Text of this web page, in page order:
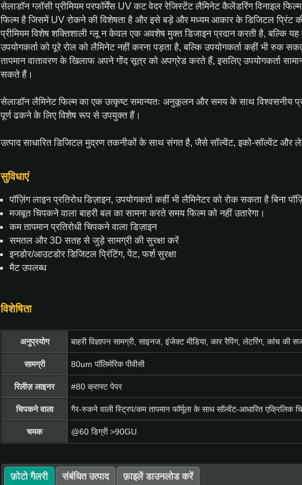
सेलाडॉन ग्लॉसी प्रीमियम परफॉर्मेंस UV कट वेदर रेजिस्टेंट लैमिनेट कैलेंडरिंग विनाइल
फिल्म है जिसमें UV रोकने की विशेषता है और इसे बड़े और मध्यम आकार के डिजिटल प्रिंट
प्रीमियम विशेष शक्तिशाली ग्लू न केवल एक अवशेष मुक्त डिजाइन प्रदान करती है, बल्कि
उपयोगकर्ता को पूरे रोल को लैमिनेट नहीं करना पड़ता है, बल्कि उपयोगकर्ता कहीं भी रुक
तापमान वातावरण के खिलाफ अपने गोंद सूत्र को अपग्रेड करते हैं, इसलिए उपयोगकर्ता
सकते हैं।
सेलाडॉन लैमिनेट फिल्म का एक उत्कृष्ट समान्यतः अनुकूलन और समय के साथ विश्वसनीय
पूर्ण ढकने के लिए विशेष रूप से उपयुक्त हैं।
उत्पाद साधारित डिजिटल मुद्रण तकनीकों के साथ संगत है, जैसे सॉल्वेंट, इको-सॉल्वेंट और
सुविधाएं
पॉज़िंग लाइन प्रतिरोध डिज़ाइन, उपयोगकर्ता कहीं भी लैमिनेटर को रोक सकता है बिना
मजबूत चिपकने वाला बाहरी बल का सामना करते समय फिल्म को नहीं उतारेगा।
कम तापमान प्रतिरोधी चिपकने वाला डिज़ाइन
समतल और 3D सतह से जुड़े सामग्री की सुरक्षा करें
इनडोर/आउटडोर डिजिटल प्रिंटिंग, पेंट, फर्श सुरक्षा
मैट उपलब्ध
विशेषिता
अनुप्रयोग बाहरी विज्ञापन सामग्री, साइनज, इंजेक्ट मीडिया, कार रैपिंग, लेटरिंग, कांच की
सामग्री 80um पॉलिमेरिक पीवीसी
रिलीज़ लाइनर #80 क्राफ्ट पेपर
चिपकने वाला गैर-रुकने वाली स्ट्रिप/कम तापमान फॉर्मूला के साथ सॉल्वेंट-आधारित एक्रिलिक
चमक @60 डिग्री >90GU
फ़ोटो गैलरी संबंधित उत्पाद फ़ाइलें डाउनलोड करें